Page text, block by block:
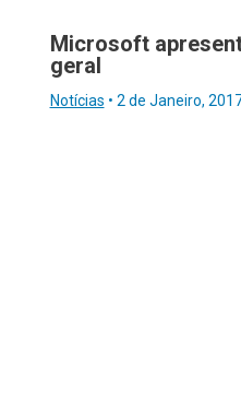
Microsoft
geral
Notícias • 2 de Janeiro,